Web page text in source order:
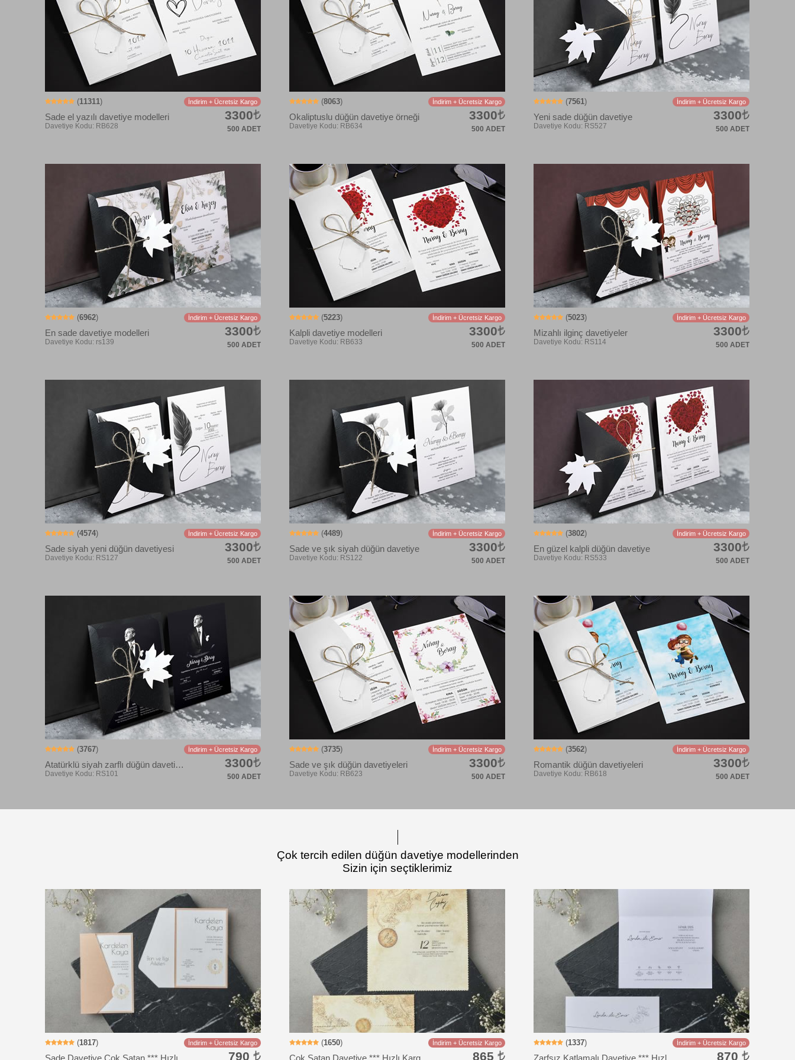
(11311) İndirim + Ücretsiz Kargo
Sade el yazılı davetiye modelleri
Davetiye Kodu: RB628
3300
500 ADET
(8063) İndirim + Ücretsiz Kargo
Okaliptuslu düğün davetiye örneği
Davetiye Kodu: RB634
3300
500 ADET
(7561) İndirim + Ücretsiz Kargo
Yeni sade düğün davetiye
Davetiye Kodu: RS527
3300
500 ADET
(6962) İndirim + Ücretsiz Kargo
En sade davetiye modelleri
Davetiye Kodu: rs139
3300
500 ADET
(5223) İndirim + Ücretsiz Kargo
Kalpli davetiye modelleri
Davetiye Kodu: RB633
3300
500 ADET
(5023) İndirim + Ücretsiz Kargo
Mizahlı ilginç davetiyeler
Davetiye Kodu: RS114
3300
500 ADET
(4574) İndirim + Ücretsiz Kargo
Sade siyah yeni düğün davetiyesi
Davetiye Kodu: RS127
3300
500 ADET
(4489) İndirim + Ücretsiz Kargo
Sade ve şık siyah düğün davetiye
Davetiye Kodu: RS122
3300
500 ADET
(3802) İndirim + Ücretsiz Kargo
En güzel kalpli düğün davetiye
Davetiye Kodu: RS533
3300
500 ADET
(3767) İndirim + Ücretsiz Kargo
Atatürklü siyah zarflı düğün davetiyesi 3300
500 ADET
(3735) İndirim + Ücretsiz Kargo
Sade ve şık düğün davetiyeleri 3300
500 ADET
(3562) İndirim + Ücretsiz Kargo
Romantik düğün davetiyeleri 3300
500 ADET
Çok tercih edilen düğün davetiye modellerinden
Sizin için seçtiklerimiz
(1817) İndirim + Ücretsiz Kargo
790
(1650) İndirim + Ücretsiz Kargo
865
(1337) İndirim + Ücretsiz Kargo
870